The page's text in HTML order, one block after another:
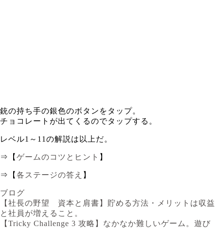
銃の持ち手の銀色のボタンをタップ。
チョコレートが出てくるのでタップする。
レベル1～11の解説は以上だ。
⇒【 ゲームのコツとヒント 】
⇒【 各ステージの答え 】
ブログ
【社長の野望 資本と肩書】貯める方法・メリットは収益
と社員が増えること。
【Tricky Challenge 3 攻略】なかなか難しいゲーム。遊び